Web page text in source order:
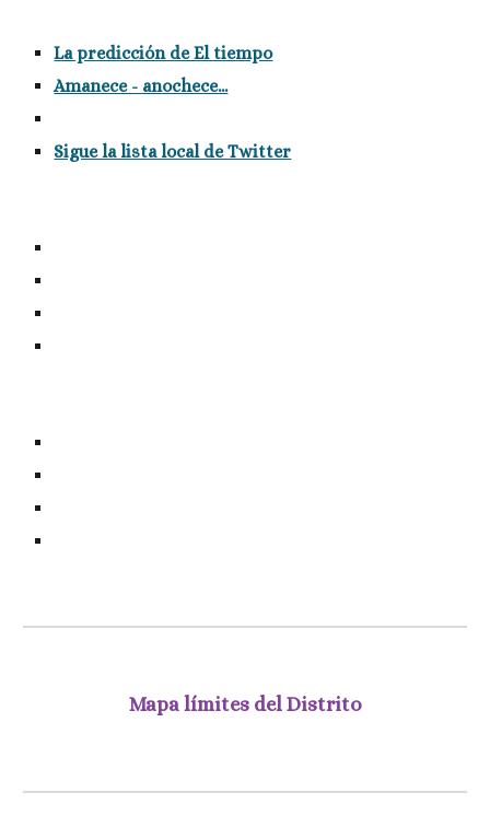
La predicción de El tiempo
Amanece - anochece...
Sigue la lista local de Twitter
Mapa límites del Distrito